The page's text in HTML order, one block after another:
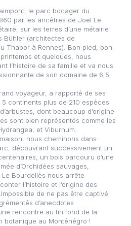
le parc bocager du
par les ancêtres de Joël Le
sur les terres d’une métairie
Bühler (architectes de
Thabor à Rennes). Bon pied, bon
et quelques, nous
l’histoire de sa famille et va nous
de son domaine de 6,5
voyageur, a rapporté de ses
continents plus de 210 espèces
dont beaucoup d’origine
sont bien représentés comme les
et Viburnum.
nous cheminons dans
découvrant successivement un
un bois parcouru d’une
d’Orchidées sauvages,
Bourdellès nous arrête
l’histoire et l’origine des
de ne pas être captivé
d’anecdotes
rencontre au fin fond de la
botanique au Monténégro !